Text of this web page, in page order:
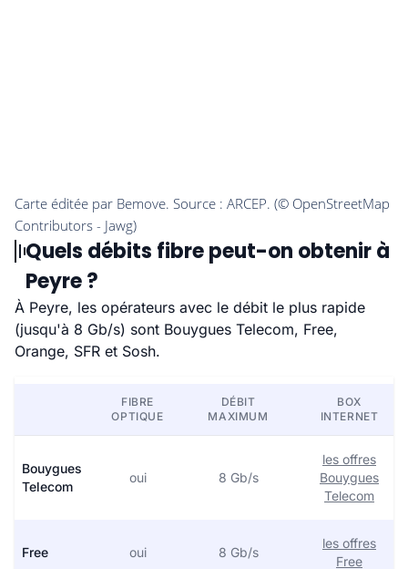
Quels débits fibre peut-on obtenir à
Peyre ?
À Peyre, les opérateurs avec le débit le plus rapide
(jusqu'à 8 Gb/s) sont Bouygues Telecom, Free,
Orange, SFR et Sosh.
FIBRE
OPTIQUE
DÉBIT
MAXIMUM
BOX
INTERNET
Bouygues
Telecom
oui 8 Gb/s
les offres
Bouygues
Telecom
Free oui 8 Gb/s
les offres
Free